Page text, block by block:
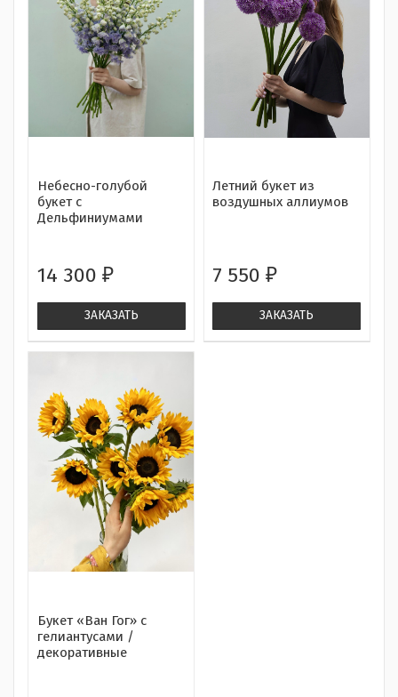
Небесно-голубой
букет с
Дельфиниумами
14 300 ₽
ЗАКАЗАТЬ
Летний букет из
воздушных аллиумов
7 550₽
ЗАКАЗАТЬ
Букет «Ван Гог» с
гелиантусами /
декоративные